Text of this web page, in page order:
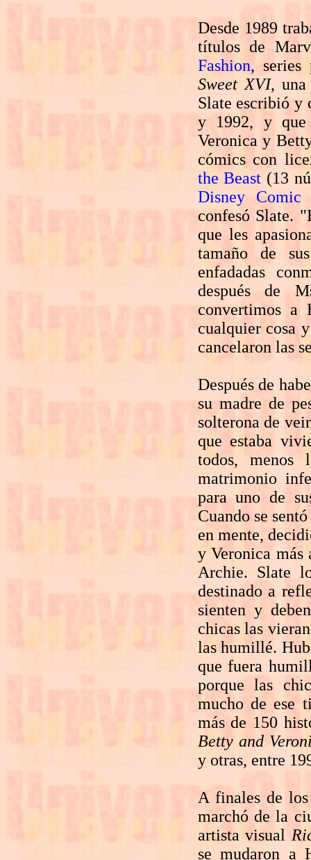
Desde 1989
títulos de
Fashion, series
Sweet XVI, una
Slate escribió y
y 1992, y que
Veronica y
cómics con
the Beast (13
Disney Comic
confesó Slate.
que les
tamaño de
enfadadas
después
convertimos a
cualquier cosa
cancelaron las
Después de
su madre de
solterona de
que estaba
todos, menos
matrimonio
para uno de
Cuando se
en mente,
y Veronica más
Archie. Slate
destinado a
sienten y
chicas las
las humillé.
que fuera
porque las
mucho de ese
más de 150
Betty and
y otras, entre
A finales de
marchó de la
artista visual
se mudaron a